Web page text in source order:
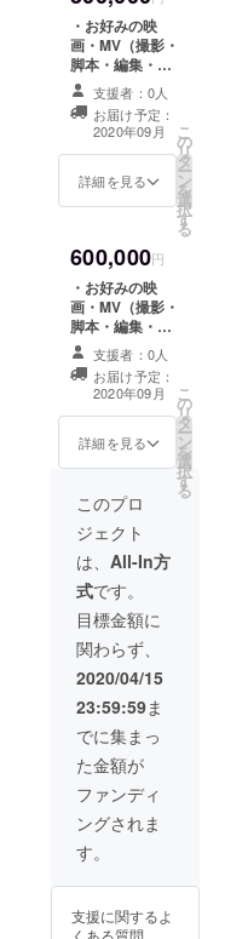
しない」と記載
ください。
メインビジュア
ルの写真データ
・製本済の脚本
データ送付（サ
イン入り） ・制
作秘話のnote全
話閲覧権 ・エン
ドロールに"エグ
ゼクティブプロ
デューサー"とし
てお名前を記載
※リターン決済時
画面の「備考
欄」に「名前掲
載希望・名前
（あるいは会社
名）」とご入力
お願いいたしま
す。希望しない
場合は備考欄に
「希望しない」
と記載くださ
・お好みの映
画・MV（撮影・
脚本・編集・照
明・音響込み）
請負います（30
分以内）（ロケ
地費含む諸経費
は支援者様負
担） ・プロカメ
画の公式パンフ
レット ・本編Ｄ
ＶＤ ・映画メイ
ンビジュアルの
写真データ ・製
本済の脚本デー
タ送付（サイン
入り） ・制作秘
話のnote全話閲
覧権 ・エンド
ロールに"エグゼ
クティブプロ
デューサー"とし
てお名前を記載
（希望者のみ）
※リターン決済時
画面の「備考
欄」に「名前掲
載希望・名前
（あるいは会社
名）」とご入力
お願いいたしま
す。希望しない
場合は備考欄に
「希望しない」
と記載くださ
い。
支援者：0人
お届け予定：
2020年09月
詳細を見る
こ
の
リ
タ
ー
ン
を
選
択
す
る
600,000円
・お好みの映
画・MV（撮影・
脚本・編集・照
明・音響込み）
請負います（90
分以内）（ロケ
地費含む諸経費
は支援者様負
担） ・プロカメ
ル写真撮影 ・映
画の公式パンフ
レット ・本編Ｄ
ＶＤ ・映画メイ
ンビジュアルの
写真データ ・製
本済の脚本デー
タ送付（サイン
入り） ・制作秘
話のnote全話閲
ロールに"エグゼ
クティブプロ
デューサー"とし
てお名前を記載
（希望者のみ）
※リターン決済時
画面の「備考
欄」に「名前掲
載希望・名前
（あるいは会社
名）」とご入力
お願いいたしま
支援者：0人
お届け予定：
2020年09月
詳細を見る
こ
の
リ
タ
ー
ン
を
選
択
す
る
このプロ
ジェクト
は、 All-In方
式です。
目標金額に
関わらず、
2020/04/15
23:59:59ま
でに集まっ
た金額が
ファンディ
ングされま
す。
支援に関するよ
くある質問